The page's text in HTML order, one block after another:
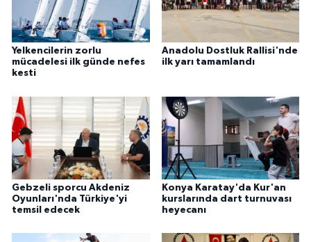
Yelkencilerin zorlu
mücadelesi ilk günde nefes
kesti
Anadolu Dostluk Rallisi'nde
ilk yarı tamamlandı
Gebzeli sporcu Akdeniz
Oyunları'nda Türkiye'yi
temsil edecek
Konya Karatay'da Kur'an
kurslarında dart turnuvası
heyecanı